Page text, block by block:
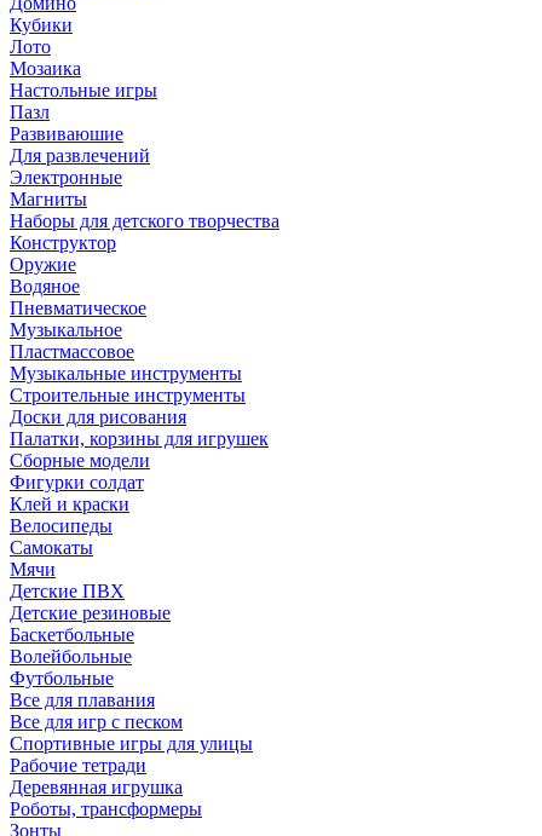
Кубики
Лото
Мозаика
Настольные игры
Пазл
Развиваюшие
Для развлечений
Электронные
Магниты
Наборы для детского творчества
Конструктор
Оружие
Водяное
Пневматическое
Музыкальное
Пластмассовое
Музыкальные инструменты
Строительные инструменты
Доски для рисования
Палатки, корзины для игрушек
Сборные модели
Фигурки солдат
Клей и краски
Велосипеды
Самокаты
Мячи
Детские ПВХ
Детские резиновые
Баскетбольные
Волейбольные
Футбольные
Все для плавания
Все для игр с песком
Спортивные игры для улицы
Рабочие тетради
Деревянная игрушка
Роботы, трансформеры
Зонты